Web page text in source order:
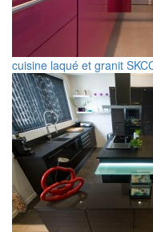
cuisine laqué et granit